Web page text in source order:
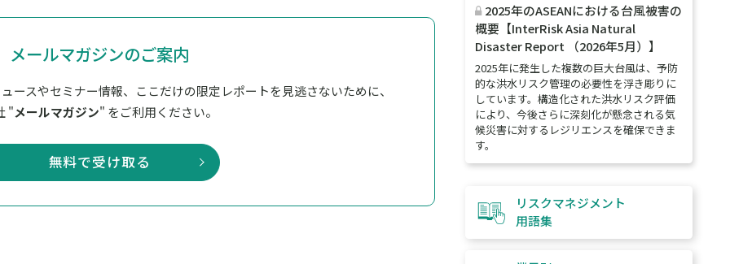
メールマガジンのご案内
ースやセミナー情報、ここだけの限定レポートを見逃さないために、
"メールマガジン" をご利用ください。
無料で受け取る
2025年のASEANにおける台風被害の
概要【InterRisk Asia Natural
Disaster Report （2026年5月）】
2025年に発生した複数の巨大台風は、予防
的な洪水リスク管理の必要性を浮き彫りに
しています。構造化された洪水リスク評価
により、今後さらに深刻化が懸念される気
候災害に対するレジリエンスを確保できま
す。
リスクマネジメント
用語集